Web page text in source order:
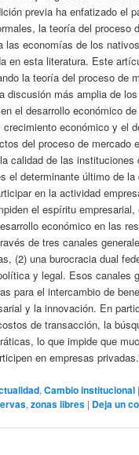
previa ha enfatizado el
la teoría del proceso
las economías de los
en esta literatura. Este
la teoría del proceso de
discusión más amplia de
el desarrollo económico
económico y el
del proceso de mercado
calidad de las instituciones
el determinante último de
en la actividad
el espíritu empresarial,
económico en las
de tres canales
(2) una burocracia dual
y legal. Esos canales
para el intercambio de
y la innovación. En
de transacción, la
lo que impide que
en empresas
,Cambio institucional |
,zonas libres | Deja un